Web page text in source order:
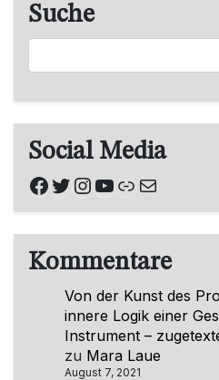
Suche
Suchen
Social Media
Facebook
Twitter
Instagram
YouTube
Link
E-Mail
Kommentare
Von der Kunst des
innere Logik einer
Instrument –
zu Mara Laue
August 7, 2021